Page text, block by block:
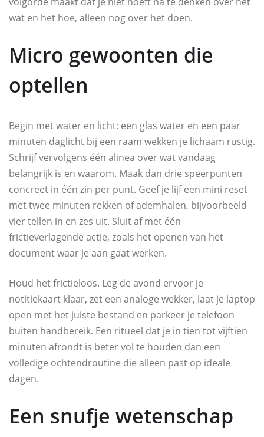
wat en het hoe, alleen nog over het doen.
Micro gewoonten die
optellen
Begin met water en licht: een glas water en een paar
minuten daglicht bij een raam wekken je lichaam rustig.
Schrijf vervolgens één alinea over wat vandaag
belangrijk is en waarom. Maak dan drie speerpunten
concreet in één zin per punt. Geef je lijf een mini reset
met twee minuten rekken of ademhalen, bijvoorbeeld
vier tellen in en zes uit. Sluit af met één
frictieverlagende actie, zoals het openen van het
document waar je aan gaat werken.
Houd het frictieloos. Leg de avond ervoor je
notitiekaart klaar, zet een analoge wekker, laat je laptop
open met het juiste bestand en parkeer je telefoon
buiten handbereik. Een ritueel dat je in tien tot vijftien
minuten afrondt is beter vol te houden dan een
volledige ochtendroutine die alleen past op ideale
dagen.
Een snufje wetenschap